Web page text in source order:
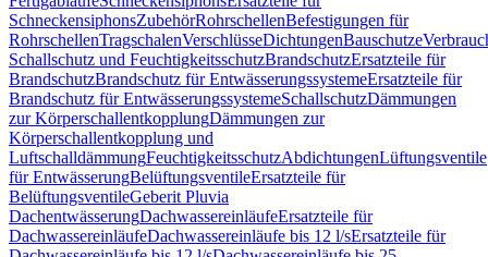
SchneckensiphonsZubehörRohrschellenBefestigungen für
RohrschellenTragschalenVerschlüsseDichtungenBauschutze
Schallschutz und FeuchtigkeitsschutzBrandschutzErsatzteile für
BrandschutzBrandschutz für EntwässerungssystemeErsatzteile für
Brandschutz für EntwässerungssystemeSchallschutzDämmungen
zur KörperschallentkopplungDämmungen zur
Körperschallentkopplung und
LuftschalldämmungFeuchtigkeitsschutzAbdichtungenLüftungsventile
für EntwässerungBelüftungsventileErsatzteile für
BelüftungsventileGeberit Pluvia
DachentwässerungDachwassereinläufeErsatzteile für
DachwassereinläufeDachwassereinläufe bis 12 l/sErsatzteile für